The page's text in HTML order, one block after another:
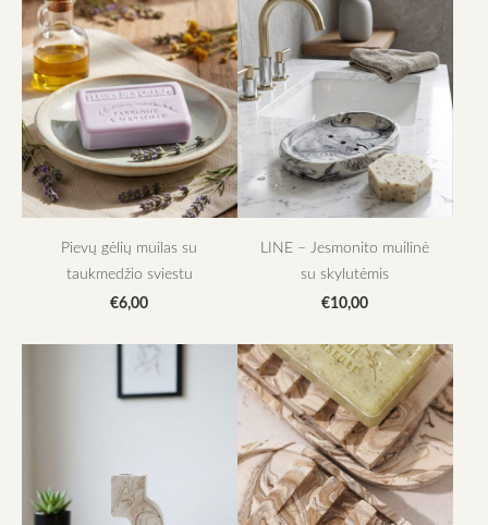
Pievų gėlių muilas su
taukmedžio sviestu
€6,00
LINE – Jesmonito muilinė
su skylutėmis
€10,00